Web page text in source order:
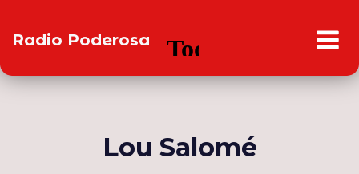
Radio Poderosa
Lou Salomé